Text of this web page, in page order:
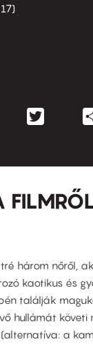
három nőről,
kaotikus és
találják
hullámát követi
a